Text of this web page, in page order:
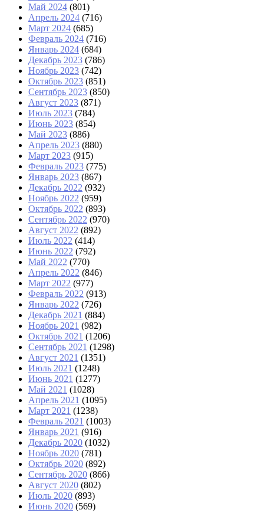
Май 2024 (801)
Апрель 2024 (716)
Март 2024 (685)
Февраль 2024 (716)
Январь 2024 (684)
Декабрь 2023 (786)
Ноябрь 2023 (742)
Октябрь 2023 (851)
Сентябрь 2023 (850)
Август 2023 (871)
Июль 2023 (784)
Июнь 2023 (854)
Май 2023 (886)
Апрель 2023 (880)
Март 2023 (915)
Февраль 2023 (775)
Январь 2023 (867)
Декабрь 2022 (932)
Ноябрь 2022 (959)
Октябрь 2022 (893)
Сентябрь 2022 (970)
Август 2022 (892)
Июль 2022 (414)
Июнь 2022 (792)
Май 2022 (770)
Апрель 2022 (846)
Март 2022 (977)
Февраль 2022 (913)
Январь 2022 (726)
Декабрь 2021 (884)
Ноябрь 2021 (982)
Октябрь 2021 (1206)
Сентябрь 2021 (1298)
Август 2021 (1351)
Июль 2021 (1248)
Июнь 2021 (1277)
Май 2021 (1028)
Апрель 2021 (1095)
Март 2021 (1238)
Февраль 2021 (1003)
Январь 2021 (916)
Декабрь 2020 (1032)
Ноябрь 2020 (781)
Октябрь 2020 (892)
Сентябрь 2020 (866)
Август 2020 (802)
Июль 2020 (893)
Июнь 2020 (569)